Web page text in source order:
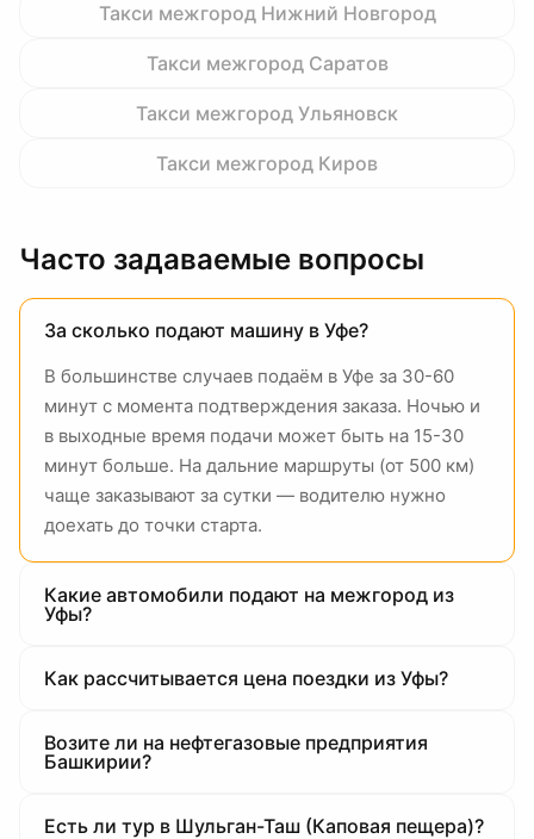
Такси межгород Нижний Новгород
Такси межгород Саратов
Такси межгород Ульяновск
Такси межгород Киров
Часто задаваемые вопросы
За сколько подают машину в Уфе?
В большинстве случаев подаём в Уфе за 30-60
минут с момента подтверждения заказа. Ночью и
в выходные время подачи может быть на 15-30
минут больше. На дальние маршруты (от 500 км)
чаще заказывают за сутки — водителю нужно
доехать до точки старта.
Какие автомобили подают на межгород из
Уфы?
Как рассчитывается цена поездки из Уфы?
Возите ли на нефтегазовые предприятия
Башкирии?
Есть ли тур в Шульган-Таш (Каповая пещера)?